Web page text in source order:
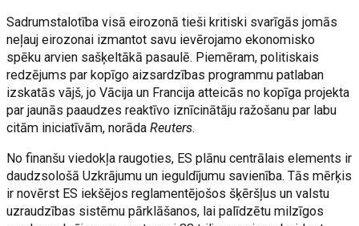
Sadrumstalotība visā eirozonā tieši kritiski svarīgās jomās
neļauj eirozonai izmantot savu ievērojamo ekonomisko
spēku arvien sašķeltākā pasaulē. Piemēram, politiskais
redzējums par kopīgo aizsardzības programmu patlaban
izskatās vājš, jo Vācija un Francija atteicās no kopīga projekta
par jaunās paaudzes reaktīvo iznīcinātāju ražošanu par labu
citām iniciatīvām, norādaReuters.
No finanšu viedokļa raugoties, ES plānu centrālais elements ir
daudzsološā Uzkrājumu un ieguldījumu savienība. Tās mērķis
ir novērst ES iekšējos reglamentējošos šķēršļus un valstu
uzraudzības sistēmu pārklāšanos, lai palīdzētu milzīgos